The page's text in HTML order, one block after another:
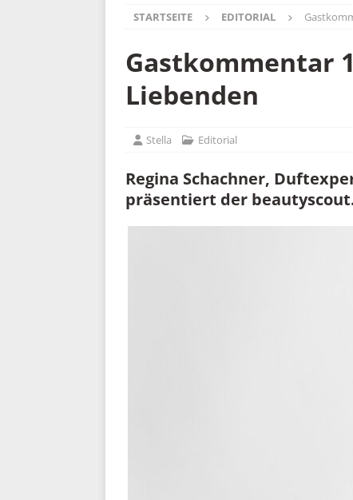
STARTSEITE EDITORIAL
Gastkommentar
Liebenden
Stella Editorial
Regina Schachner,
präsentiert der